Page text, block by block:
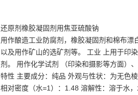
还原剂橡胶凝固剂用焦亚硫酸钠
用作酿造工业防腐剂，橡胶凝固剂和棉布
以及用作矿山的选矿剂等。 工业 上用于印
剂。 用作化学试剂 （印染和摄影等方面）
特性 主要成分：纯品 外观与性状：为无色
相对密度（水=1）：1.48 溶解性：溶于水